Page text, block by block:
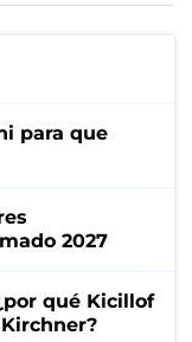
para que
2027
qué Kicillof